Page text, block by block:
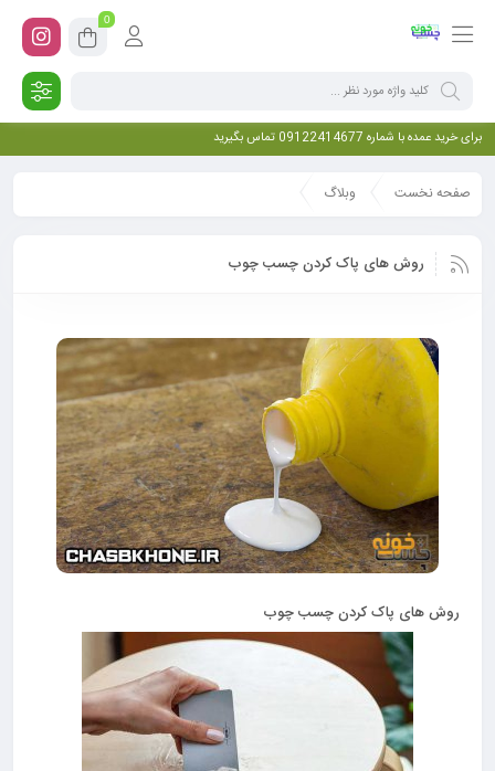
0
برای خرید عمده با شماره 09122414677 تماس بگیرید
صفحه نخست وبلاگ
روش های پاک کردن چسب چوب
روش های پاک کردن چسب چوب